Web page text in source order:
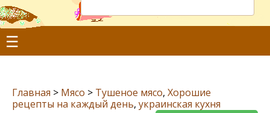
☰
Главная > Мясо > Тушеное мясо, Хорошие
рецепты на каждый день, украинская кухня